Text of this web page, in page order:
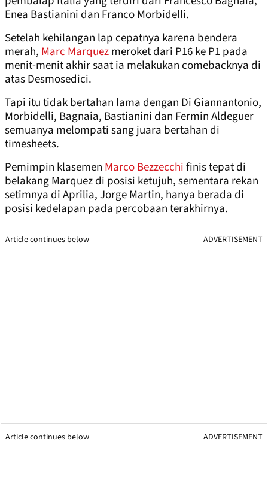
Enea Bastianini dan Franco Morbidelli.
Setelah kehilangan lap cepatnya karena bendera
merah, Marc Marquezmeroket dari P16 ke P1 pada
menit-menit akhir saat ia melakukan comebacknya di
atas Desmosedici.
Tapi itu tidak bertahan lama dengan Di Giannantonio,
Morbidelli, Bagnaia, Bastianini dan Fermin Aldeguer
semuanya melompati sang juara bertahan di
timesheets.
Pemimpin klasemen Marco Bezzecchifinis tepat di
belakang Marquez di posisi ketujuh, sementara rekan
setimnya di Aprilia, Jorge Martin, hanya berada di
posisi kedelapan pada percobaan terakhirnya.
Article continues below ADVERTISEMENT
Article continues below ADVERTISEMENT